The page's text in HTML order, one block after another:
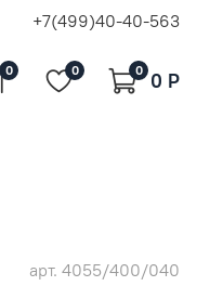
+7(499)40-40-563
0 0 0 0 P
арт. 4055/400/040